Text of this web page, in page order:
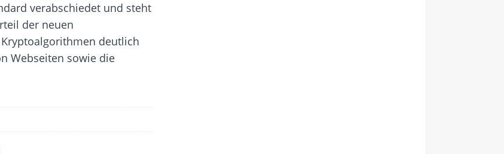
verabschiedet und steht
der neuen
deutlich
Webseiten sowie die